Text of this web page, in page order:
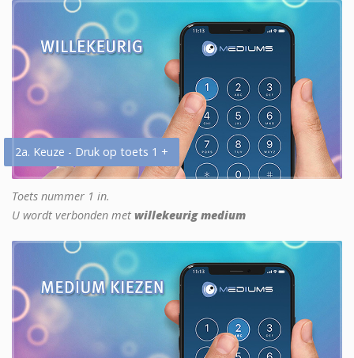
2a. Keuze - Druk op toets 1 +
Toets nummer 1 in.
U wordt verbonden met willekeurig medium